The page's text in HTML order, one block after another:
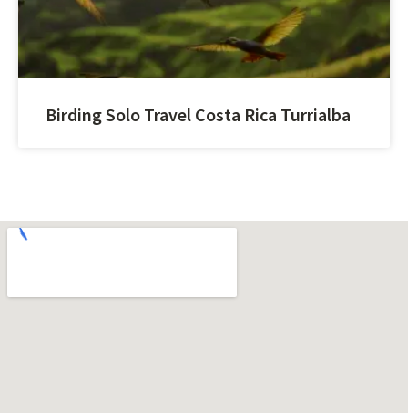
Birding Solo Travel Costa Rica Turrialba